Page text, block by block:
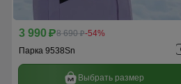
3 990 p8 690 p-54%
Парка 9538Sn
Выбрать размер